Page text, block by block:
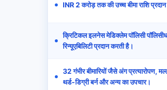
INR 2 करोड़ तक की उच्च बीमा राशि
क्रिटिकल इलनेस मेडिक्लेम पॉलिसी
रिन्यूएबिलिटी प्रदान करती है।
32 गंभीर बीमारियों जैसे अंग प्रत्यारोपण,
थर्ड-डिग्री बर्न और अन्य का उपचार।